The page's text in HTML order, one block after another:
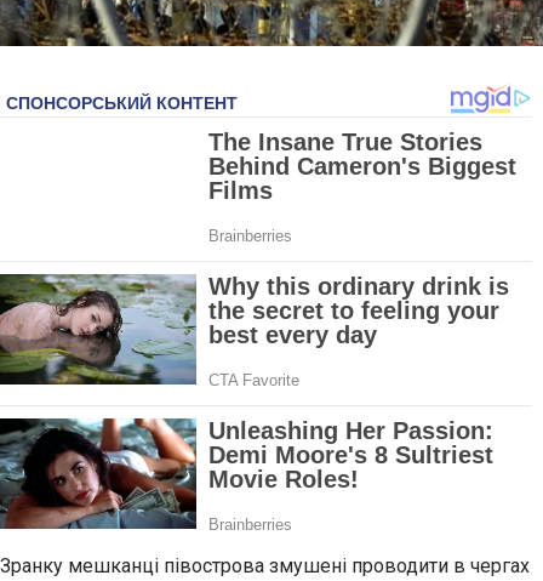
Зранку мешканці півострова змушені проводити в чергах